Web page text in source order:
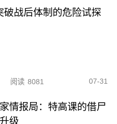
破战后体制的危险试探
阅读 8081 07-31
情报局：特高课的借尸
级